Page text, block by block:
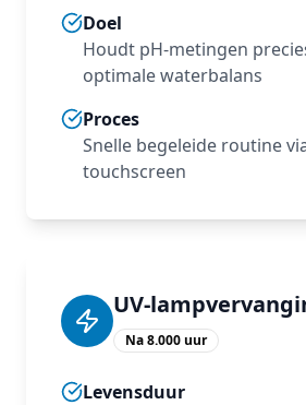
Doel
Houdt pH‑metingen
optimale waterbalans
Proces
Snelle begeleide routine
touchscreen
Na 8.000 uur
Levensduur